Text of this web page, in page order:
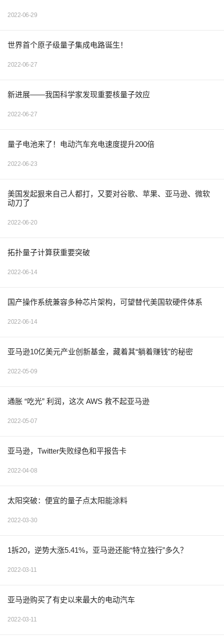
2022-06-29
世界首个原子级量子集成电路诞生！
2022-06-27
新进展——我国科学家发现重要核量子效应
2022-06-27
量子电池来了！电动汽车充电速度提升200倍
2022-06-23
美国发起狠来自己人都打，又要对谷歌、苹果、亚马逊、微软
动刀了
2022-06-20
拓扑量子计算获重要突破
2022-06-14
国产操作系统兼容多种芯片架构，可望替代美国软硬件体系
2022-06-14
亚马逊10亿美元产业创新基金，藏着其“躺着赚钱”的秘密
2022-05-09
通胀 “吃光” 利润，这次 AWS 救不起亚马逊
2022-05-07
亚马逊，Twitter失败绿色和平报告卡
2022-04-08
太阳突破：便宜的量子点太阳能涂料
2022-03-30
1拆20，逆势大涨5.41%，亚马逊还能“特立独行”多久？
2022-03-11
亚马逊购买了有史以来最大的电动汽车
2022-03-11